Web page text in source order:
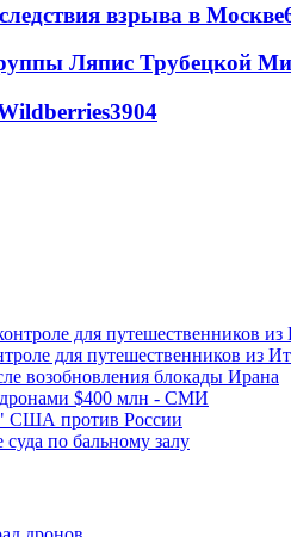
взрыва в Москве
Ляпис Трубецкой
3904
для путешественников из
возобновления блокады Ирана
дронами $400 млн - СМИ
США против России
по бальному залу